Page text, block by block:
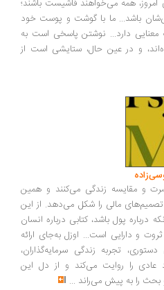
همه می‌خواهند فاشیست باشند؛
ما با گوشت و پوست خود
دارد... نوشتن پاسخی است به
در عین حال، ستایشی است از
زندگی می‌کنند و همین
مالی را شکل می‌دهد. از این
پول باشد، کتابی درباره انسان
است... اوزل به‌جای ارائه
زندگی سرمایه‌گذاران،
را روایت می‌کند و از دل این
به پیش می‌راند ...